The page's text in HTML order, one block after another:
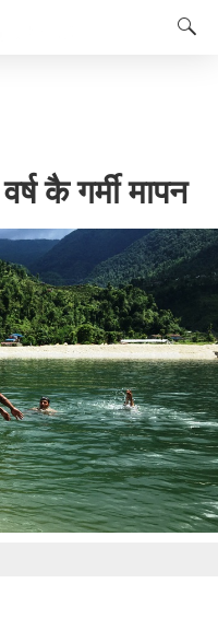
कै गर्मी मापन